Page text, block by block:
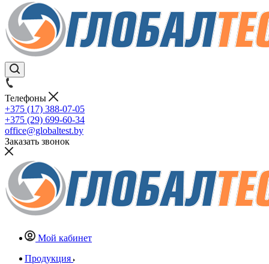
Телефоны
+375 (17) 388-07-05
+375 (29) 699-60-34
office@globaltest.by
Заказать звонок
Мой кабинет
Продукция